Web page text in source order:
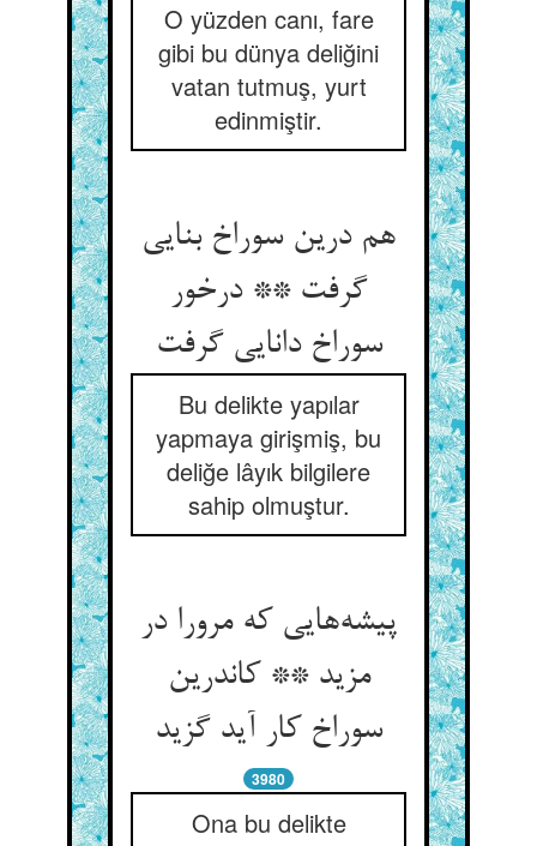
O yüzden canı, fare
gibi bu dünya deliğini
vatan tutmuş, yurt
edinmiştir.
هم درین سوراخ بنایی
گرفت ** درخور
سوراخ دانایی گرفت
Bu delikte yapılar
yapmaya girişmiş, bu
deliğe lâyık bilgilere
sahip olmuştur.
پیشه‌هایی که مرورا در
مزید ** کاندرین
سوراخ کار آید گزید
3980
Ona bu delikte